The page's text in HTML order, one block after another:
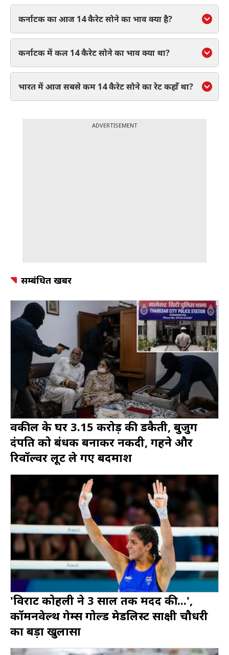
कर्नाटक का आज 14 कैरेट सोने का भाव क्या है?
कर्नाटक में कल 14 कैरेट सोने का भाव क्या था?
भारत में आज सबसे कम 14 कैरेट सोने का रेट कहाँ था?
ADVERTISEMENT
सम्बंधित खबर
वकील के घर 3.15 करोड़ की डकैती, बुजुर्ग
दंपति को बंधक बनाकर नकदी, गहने और
रिवॉल्वर लूट ले गए बदमाश
'विराट कोहली ने 3 साल तक मदद की...',
कॉमनवेल्थ गेम्स गोल्ड मेडलिस्ट साक्षी चौधरी
का बड़ा खुलासा